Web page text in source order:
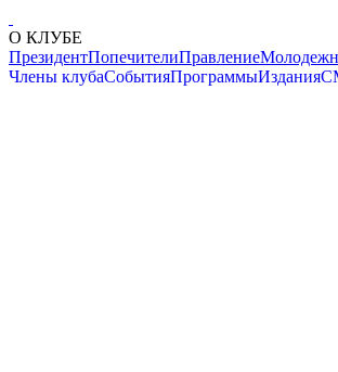
О КЛУБЕ
ПрезидентПопечителиПравление
Члены клубаСобытияПрограммыИздания